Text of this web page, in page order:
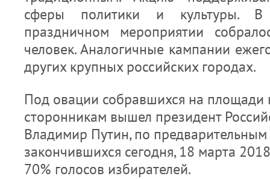
сферы политики и культуры.
праздничном мероприятии
человек. Аналогичные кампании
других крупных российских городах.
Под овации собравшихся на площади
сторонникам вышел президент
Владимир Путин, по
закончившихся сегодня, 18 марта
70% голосов избирателей.